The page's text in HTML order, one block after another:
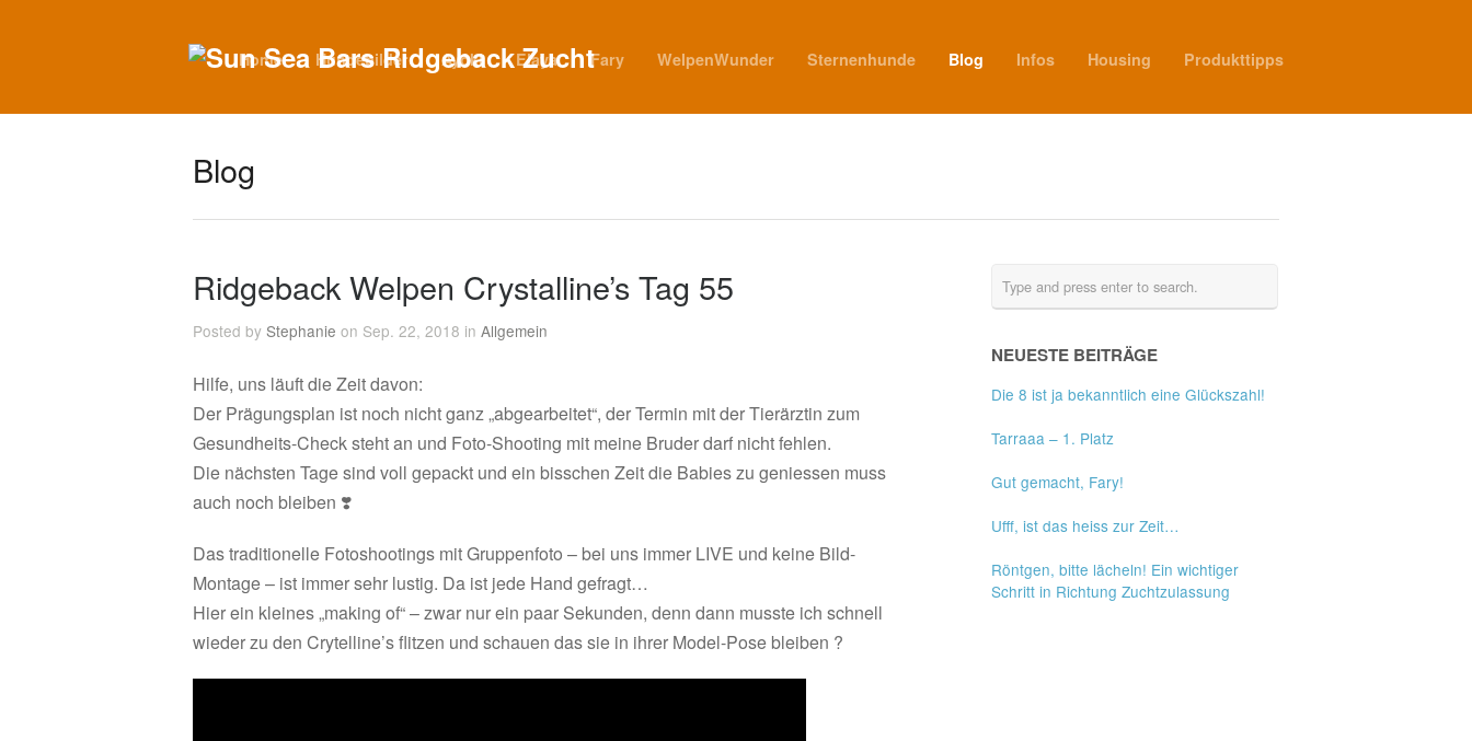
Home Hundebilder Ayoki Elaya Fary WelpenWunder Sternenhunde Blog Infos Housing Produkttipps
Blog
Ridgeback Welpen Crystalline’s Tag 55
Posted by Stephanie on Sep. 22, 2018 in Allgemein
Hilfe, uns läuft die Zeit davon:
Der Prägungsplan ist noch nicht ganz „abgearbeitet“, der Termin mit der Tierärztin zum
Gesundheits-Check steht an und Foto-Shooting mit meine Bruder darf nicht fehlen.
Die nächsten Tage sind voll gepackt und ein bisschen Zeit die Babies zu geniessen muss
auch noch bleiben ❣️
Das traditionelle Fotoshootings mit Gruppenfoto – bei uns immer LIVE und keine Bild-
Montage – ist immer sehr lustig. Da ist jede Hand gefragt…
Hier ein kleines „making of“ – zwar nur ein paar Sekunden, denn dann musste ich schnell
wieder zu den Crytelline’s flitzen und schauen das sie in ihrer Model-Pose bleiben ?
NEUESTE BEITRÄGE
Die 8 ist ja bekanntlich eine Glückszahl!
Tarraaa – 1. Platz
Gut gemacht, Fary!
Ufff, ist das heiss zur Zeit…
Röntgen, bitte lächeln! Ein wichtiger
Schritt in Richtung Zuchtzulassung